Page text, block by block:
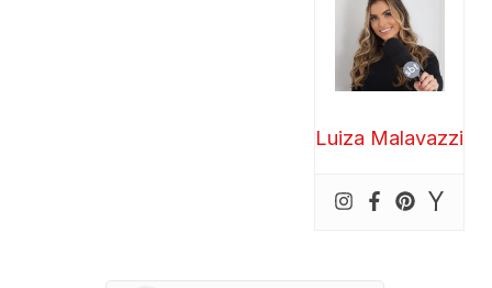
Luiza Malavazzi